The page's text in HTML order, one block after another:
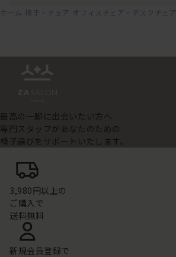
ホーム 椅子・チェア オフィスチェア・デスクチェア
最高の一脚に出会いたい方へ
専門スタッフがあなたのための
椅子選びをサポートいたします。
3,980円以上の
ご購入で
送料無料
新規会員登録で